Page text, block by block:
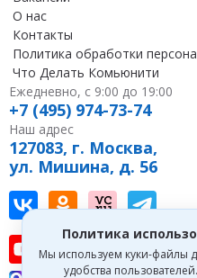
Политика
Мы используем куки-файлы
удобства
О нас
Контакты
Политика обработки
Что Делать Комьюнити
Ежедневно, с 9:00 до 19:00
+7 (495) 974-73-74
Наш адрес
127083, г. Москва,
ул. Мишина, д. 56
Наш канал в Вконтакте
Наш канал на youtube
Наша группа в
Наш канал в
Наш канал на
Наш
Наш